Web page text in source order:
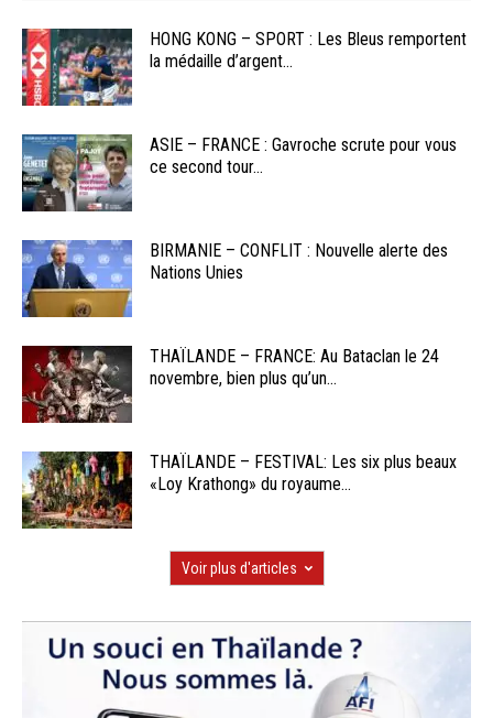
HONG KONG – SPORT : Les Bleus remportent
la médaille d’argent...
ASIE – FRANCE : Gavroche scrute pour vous
ce second tour...
BIRMANIE – CONFLIT : Nouvelle alerte des
Nations Unies
THAÏLANDE – FRANCE: Au Bataclan le 24
novembre, bien plus qu’un...
THAÏLANDE – FESTIVAL: Les six plus beaux
«Loy Krathong» du royaume...
Voir plus d'articles